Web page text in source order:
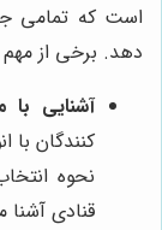
است که تمامی
دهد. برخی از مهم
آشنایی با
کنندگان با
نحوه
قنادی